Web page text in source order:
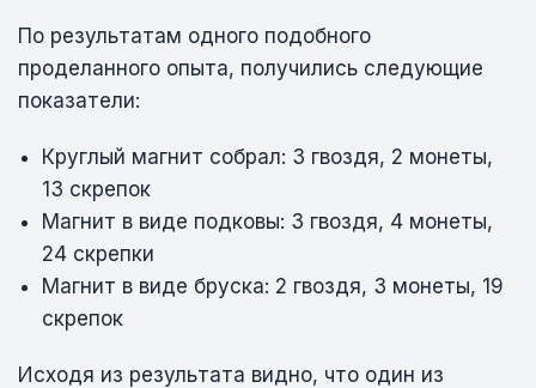
По результатам одного подобного
проделанного опыта, получились следующие
показатели:
Круглый магнит собрал: 3 гвоздя, 2 монеты,
13 скрепок
Магнит в виде подковы: 3 гвоздя, 4 монеты,
24 скрепки
Магнит в виде бруска: 2 гвоздя, 3 монеты, 19
скрепок
Исходя из результата видно, что один из